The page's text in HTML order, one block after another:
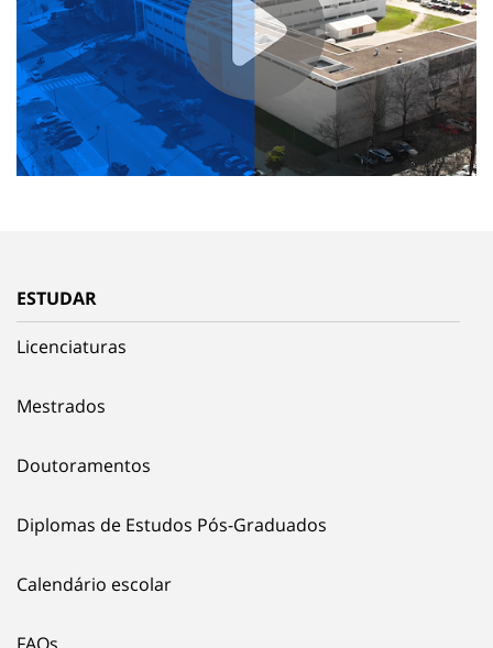
ESTUDAR
Licenciaturas
Mestrados
Doutoramentos
Diplomas de Estudos Pós-Graduados
Calendário escolar